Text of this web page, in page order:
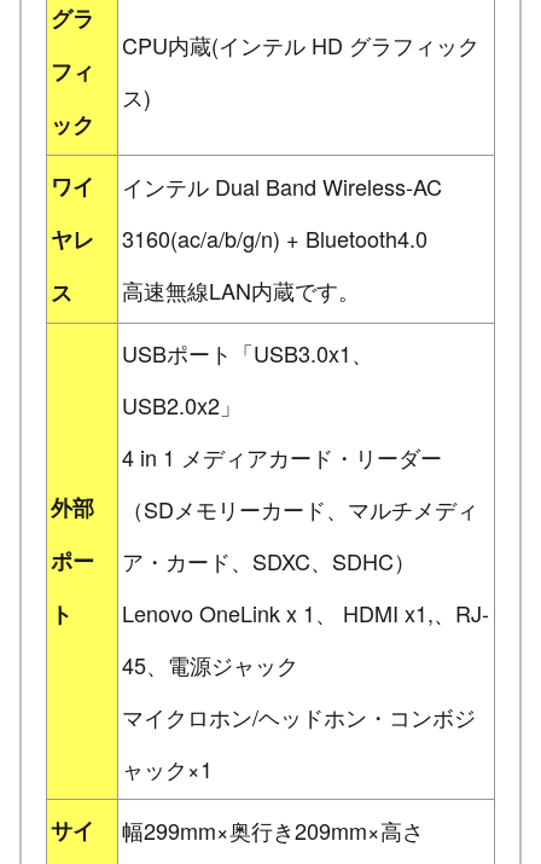
グラ
フィ
ック
CPU内蔵(インテル HD グラフィック
ス)
ワイ
ヤレ
ス
インテル Dual Band Wireless-AC
3160(ac/a/b/g/n) + Bluetooth4.0
高速無線LAN内蔵です。
外部
ポー
ト
USBポート「USB3.0x1、
USB2.0x2」
4 in 1 メディアカード・リーダー
（SDメモリーカード、マルチメディ
ア・カード、SDXC、SDHC）
Lenovo OneLink x 1、 HDMI x1,、RJ-
45、電源ジャック
マイクロホン/ヘッドホン・コンボジ
ャック×1
サイ
幅299mm×奥行き209mm×高さ